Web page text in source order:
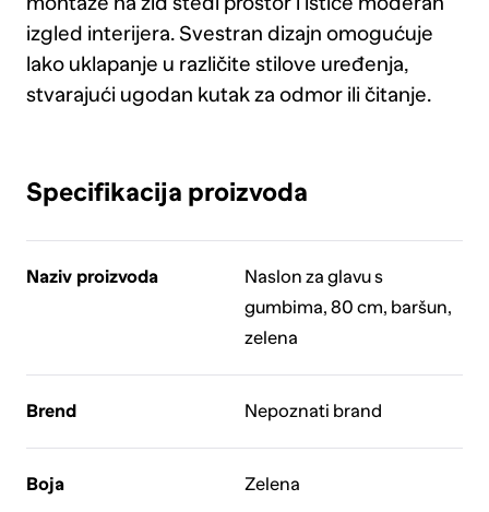
izgled interijera. Svestran dizajn omogućuje
lako uklapanje u različite stilove uređenja,
stvarajući ugodan kutak za odmor ili čitanje.
Specifikacija proizvoda
Naziv proizvoda
Naslon za glavu s
gumbima, 80 cm, baršun,
zelena
Brend Nepoznati brand
Boja Zelena